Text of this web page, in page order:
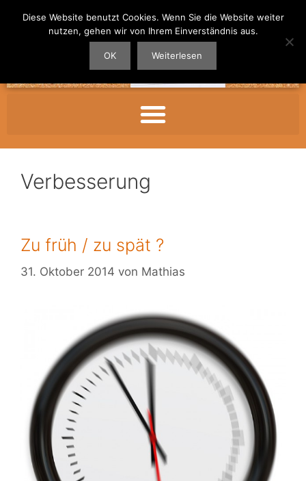
Verbesserung
Zu früh / zu spät ?
31. Oktober 2014 von Mathias
Diese Website benutzt Cookies. Wenn Sie die Website weiter
nutzen, gehen wir von Ihrem Einverständnis aus.
OK Weiterlesen